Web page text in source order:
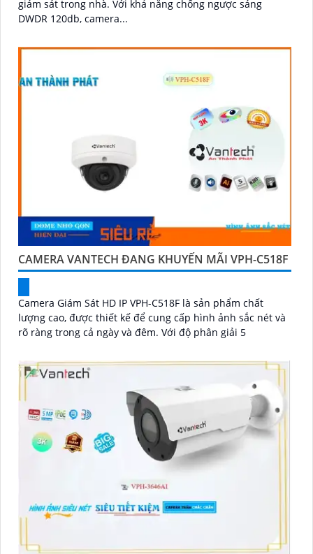
giám sát trong nhà. Với khả năng chống ngược sáng
DWDR 120db, camera...
CAMERA VANTECH ĐANG KHUYẾN MÃI VPH-C518F
Camera Giám Sát HD IP VPH-C518F là sản phẩm chất
lượng cao, được thiết kế để cung cấp hình ảnh sắc nét và
rõ ràng trong cả ngày và đêm. Với độ phân giải 5